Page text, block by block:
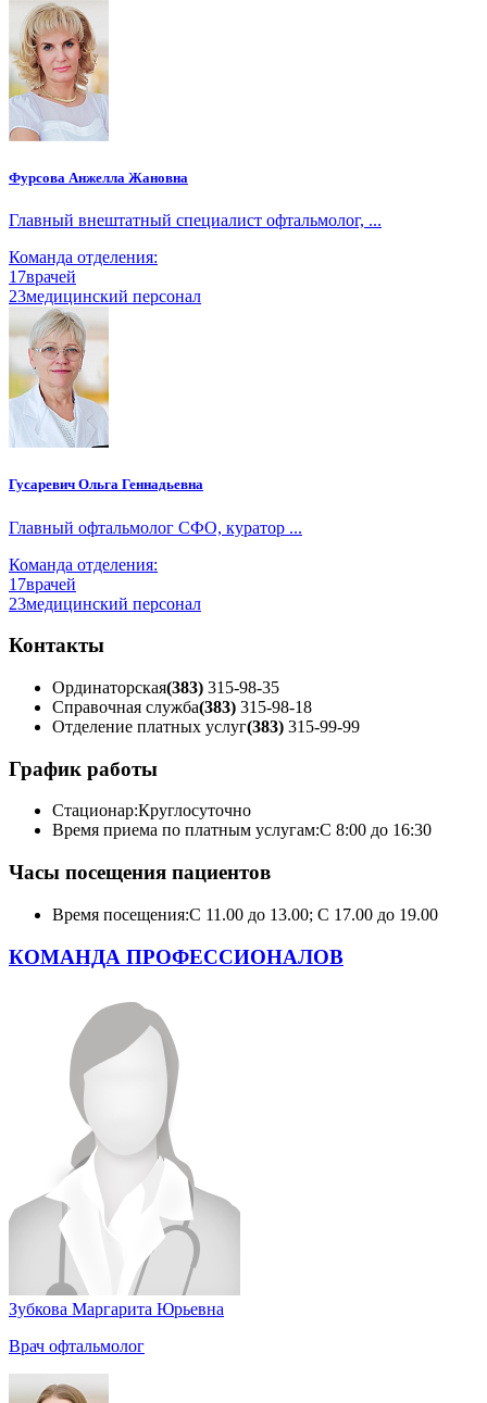
Фурсова Анжелла Жановна
Главный внештатный специалист офтальмолог, ...
Команда отделения:
17врачей
23медицинский персонал
Гусаревич Ольга Геннадьевна
Главный офтальмолог СФО, куратор ...
Команда отделения:
17врачей
23медицинский персонал
Контакты
Ординаторская(383) 315-98-35
Справочная служба(383) 315-98-18
Отделение платных услуг(383) 315-99-99
График работы
Стационар:Круглосуточно
Время приема по платным услугам:С 8:00 до 16:30
Часы посещения пациентов
Время посещения:С 11.00 до 13.00; С 17.00 до 19.00
КОМАНДА ПРОФЕССИОНАЛОВ
Зубкова Маргарита Юрьевна
Врач офтальмолог